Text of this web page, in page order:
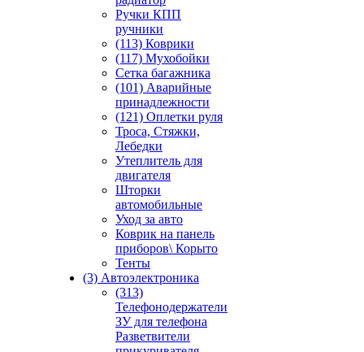
Ручки КПП
ручники
(113) Коврики
(117) Мухобойки
Сетка багажника
(101) Аварийные
принадлежности
(121) Оплетки руля
Троса, Стяжки,
Лебедки
Утеплитель для
двигателя
Шторки
автомобильные
Уход за авто
Коврик на панель
приборов\ Корыто
Тенты
(3) Автоэлектроника
(313)
Телефонодержатели
ЗУ для телефона
Разветвители